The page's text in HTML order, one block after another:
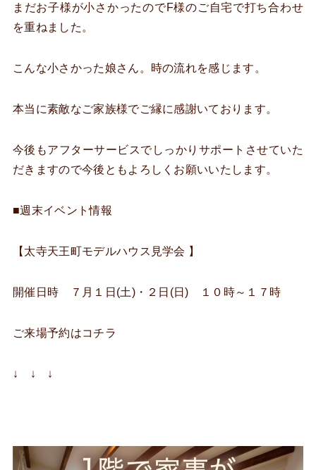
まだお子様が小さかったのでF様のご自宅で打ち合わせ
を重ねました。
こんな小さかった娘さん。時の流れを感じます。
本当に素敵なご家族様でご縁に感謝いております。
今後もアフターサービスでしっかりサポートさせていた
だきますので今後ともよろしくお願いいたします。
■週末イベント情報
【太寺天王町モデルハウス見学会 】
開催日時 ７月１日(土)・２日(日) １０時～１７時
ご来場予約はコチラ
↓ ↓ ↓